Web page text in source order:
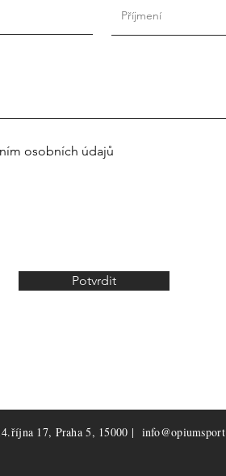
osobních údajů
Potvrdit
17, Praha 5, 15000 |